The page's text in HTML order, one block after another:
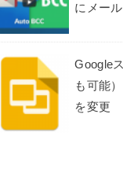
にメー
Google
も可能
を変更